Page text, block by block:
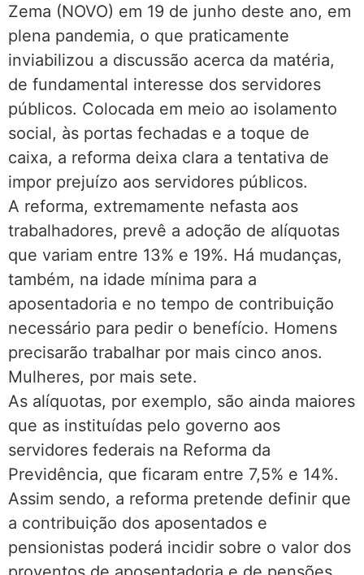
Zema (NOVO) em 19 de junho deste ano, em
plena pandemia, o que praticamente
inviabilizou a discussão acerca da matéria,
de fundamental interesse dos servidores
públicos. Colocada em meio ao isolamento
social, às portas fechadas e a toque de
caixa, a reforma deixa clara a tentativa de
impor prejuízo aos servidores públicos.
A reforma, extremamente nefasta aos
trabalhadores, prevê a adoção de alíquotas
que variam entre 13% e 19%. Há mudanças,
também, na idade mínima para a
aposentadoria e no tempo de contribuição
necessário para pedir o benefício. Homens
precisarão trabalhar por mais cinco anos.
Mulheres, por mais sete.
As alíquotas, por exemplo, são ainda maiores
que as instituídas pelo governo aos
servidores federais na Reforma da
Previdência, que ficaram entre 7,5% e 14%.
Assim sendo, a reforma pretende definir que
a contribuição dos aposentados e
pensionistas poderá incidir sobre o valor dos